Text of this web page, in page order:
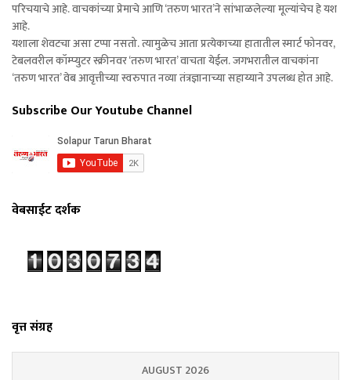
परिचयाचे आहे. वाचकांच्या प्रेमाचे आणि ‘तरुण भारत’ने सांभाळलेल्या मूल्यांचेच हे यश
आहे.
यशाला शेवटचा असा टप्पा नसतो. त्यामुळेच आता प्रत्येकाच्या हातातील स्मार्ट फोनवर,
टेबलवरील कॉम्प्युटर स्क्रीनवर ‘तरुण भारत’ वाचता येईल. जगभरातील वाचकांना
‘तरुण भारत’ वेब आवृत्तीच्या स्वरुपात नव्या तंत्रज्ञानाच्या सहाय्याने उपलब्ध होत आहे.
Subscribe Our Youtube Channel
वेबसाईट दर्शक
वृत्त संग्रह
AUGUST 2026